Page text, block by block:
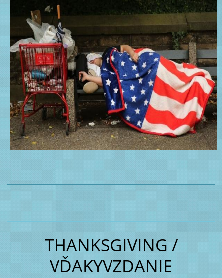
THANKSGIVING /
VĎAKYVZDANIE